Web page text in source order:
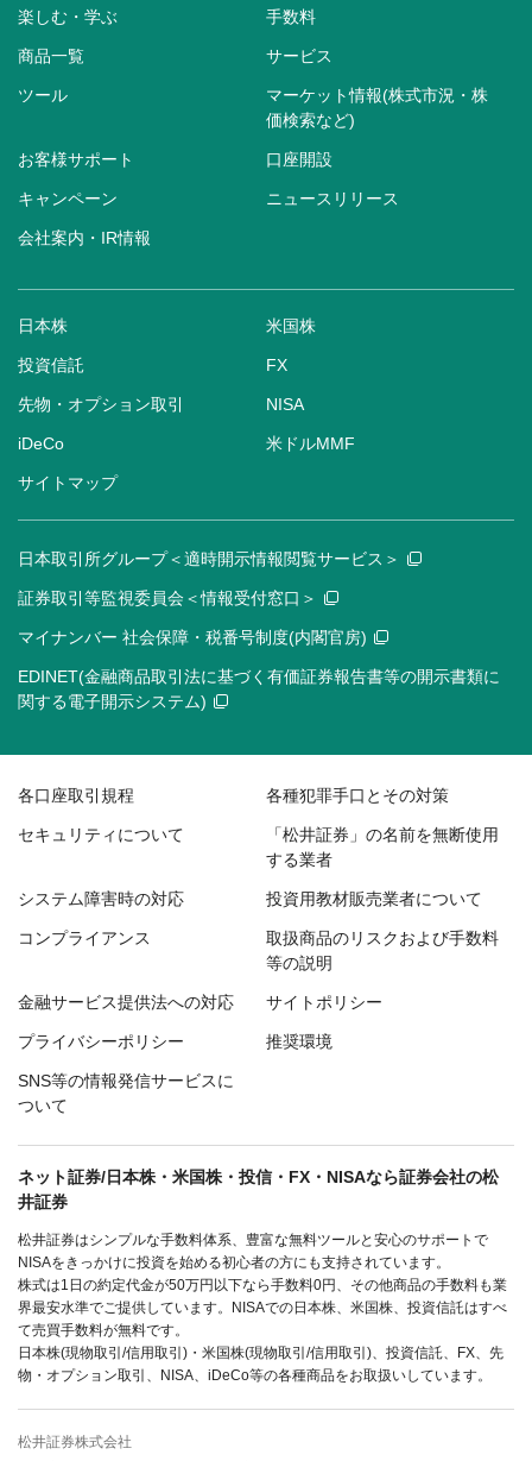
楽しむ・学ぶ 手数料
商品一覧 サービス
ツール
マーケット情報(株式市況・株
価検索など)
お客様サポート 口座開設
キャンペーン ニュースリリース
会社案内・IR情報
日本株 米国株
投資信託 FX
先物・オプション取引 NISA
iDeCo 米ドルMMF
サイトマップ
日本取引所グループ＜適時開示情報閲覧サービス＞
証券取引等監視委員会＜情報受付窓口＞
マイナンバー 社会保障・税番号制度(内閣官房)
EDINET(金融商品取引法に基づく有価証券報告書等の開示書類に
関する電子開示システム)
各口座取引規程 各種犯罪手口とその対策
セキュリティについて
「松井証券」の名前を無断使用
する業者
システム障害時の対応 投資用教材販売業者について
コンプライアンス
取扱商品のリスクおよび手数料
等の説明
金融サービス提供法への対応 サイトポリシー
プライバシーポリシー 推奨環境
SNS等の情報発信サービスに
ついて
ネット証券/日本株・米国株・投信・FX・NISAなら証券会社の松
井証券
松井証券はシンプルな手数料体系、豊富な無料ツールと安心のサポートで
NISAをきっかけに投資を始める初心者の方にも支持されています。
株式は1日の約定代金が50万円以下なら手数料0円、その他商品の手数料も業
界最安水準でご提供しています。NISAでの日本株、米国株、投資信託はすべ
て売買手数料が無料です。
日本株(現物取引/信用取引)・米国株(現物取引/信用取引)、投資信託、FX、先
物・オプション取引、NISA、iDeCo等の各種商品をお取扱いしています。
松井証券株式会社